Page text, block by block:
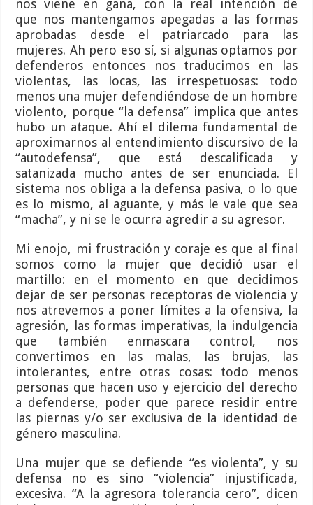
nos viene en gana, con la real intención de
que nos mantengamos apegadas a las formas
aprobadas desde el patriarcado para las
mujeres. Ah pero eso sí, si algunas optamos por
defenderos entonces nos traducimos en las
violentas, las locas, las irrespetuosas: todo
menos una mujer defendiéndose de un hombre
violento, porque “la defensa” implica que antes
hubo un ataque. Ahí el dilema fundamental de
aproximarnos al entendimiento discursivo de la
“autodefensa”, que está descalificada y
satanizada mucho antes de ser enunciada. El
sistema nos obliga a la defensa pasiva, o lo que
es lo mismo, al aguante, y más le vale que sea
“macha”, y ni se le ocurra agredir a su agresor.
Mi enojo, mi frustración y coraje es que al final
somos como la mujer que decidió usar el
martillo: en el momento en que decidimos
dejar de ser personas receptoras de violencia y
nos atrevemos a poner límites a la ofensiva, la
agresión, las formas imperativas, la indulgencia
que también enmascara control, nos
convertimos en las malas, las brujas, las
intolerantes, entre otras cosas: todo menos
personas que hacen uso y ejercicio del derecho
a defenderse, poder que parece residir entre
las piernas y/o ser exclusiva de la identidad de
género masculina.
Una mujer que se defiende “es violenta”, y su
defensa no es sino “violencia” injustificada,
excesiva. “A la agresora tolerancia cero”, dicen